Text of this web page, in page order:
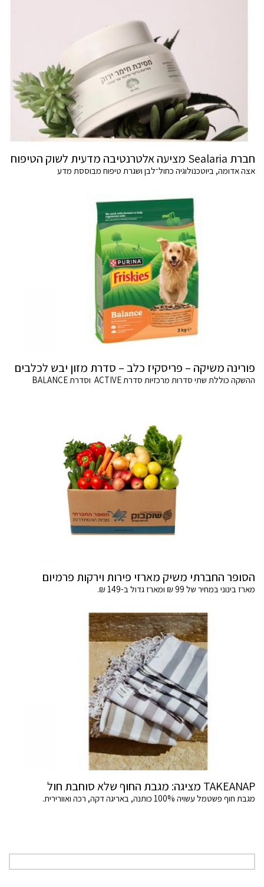
חברת Sealaria מציעה אלטרנטיבה מדעית לשוק הטיפוח
אצה אדומה, ביוטכנולוגיה כחול־לבן ושגרת טיפוח מבוססת מדע
פורינה משיקה – פריסקיז כלב – סדרת מזון יבש לכלבים
ההשקה כוללת שתי סדרות מרכזיות סדרת ACTIVE וסדרת BALANCE
הסופר החברתי משיק מארזי פירות וירקות פרמיום
מארז בינוני במחיר של 99 ₪ ומארז גדול ב-149 ₪.
TAKEANAP מציגה: מגבת החוף שלא סוחבת חול
מגבת חוף פשטמל עשויה 100% כותנה, באריגה דקה, רכה ואוורירית.